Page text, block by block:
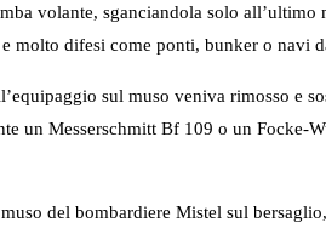
volante, sganciandola solo
molto difesi come ponti, bunker o navi
sul muso veniva rimosso e
un Messerschmitt Bf 109 o un Focke-
del bombardiere Mistel sul